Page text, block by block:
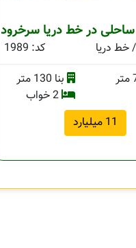
در خط دریا سرخرود
خط دریا
کد: 1989
بنا 130 متر
2 خواب
11 میلیارد